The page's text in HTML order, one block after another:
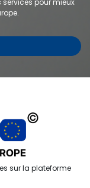
Compte
12
pour mieux
sur la plateforme